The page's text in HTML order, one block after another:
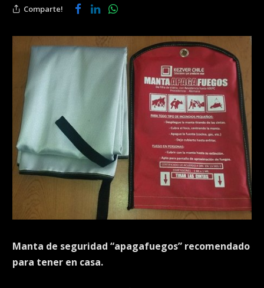
Comparte!
Manta de seguridad “apagafuegos” recomendado
para tener en casa.